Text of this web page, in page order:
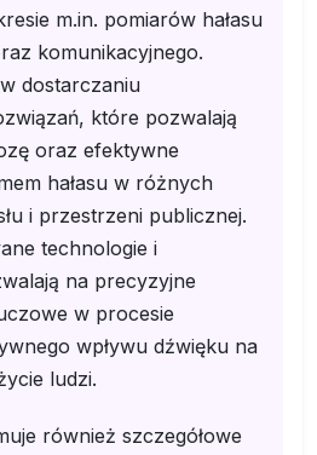
m.in. pomiarów hałasu
komunikacyjnego.
dostarczaniu
które pozwalają
oraz efektywne
hałasu w różnych
i przestrzeni publicznej.
technologie i
na precyzyjne
w procesie
wpływu dźwięku na
ludzi.
również szczegółowe